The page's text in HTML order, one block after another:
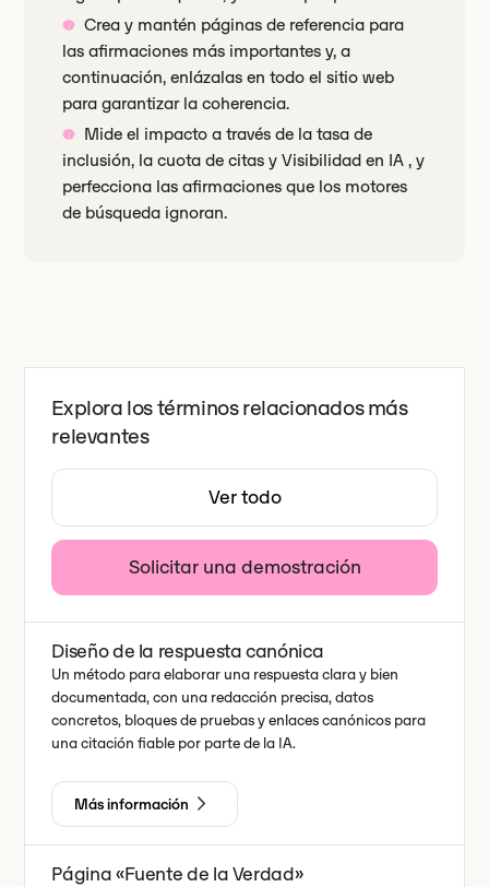
Crea y mantén páginas de referencia para
las afirmaciones más importantes y, a
continuación, enlázalas en todo el sitio web
para garantizar la coherencia.
Mide el impacto a través de la tasa de
inclusión, la cuota de citas y Visibilidad en IA , y
perfecciona las afirmaciones que los motores
de búsqueda ignoran.
Explora los términos relacionados más
relevantes
Ver todo
Solicitar una demostración
Diseño de la respuesta canónica
Un método para elaborar una respuesta clara y bien
documentada, con una redacción precisa, datos
concretos, bloques de pruebas y enlaces canónicos para
una citación fiable por parte de la IA.
Más información
Página «Fuente de la Verdad»